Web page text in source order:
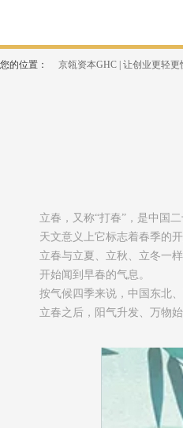
京瓴资本GHC | 让创业更轻更
您的位置：
立春，又称“打春”，是中国
天文意义上它标志着春季的开
立春与立夏、立秋、立冬一
开始闻到早春的气息。
按气候四季来说，中国东北
立春之后，阳气升发、万物